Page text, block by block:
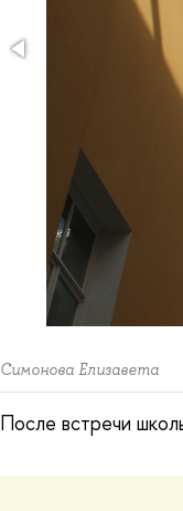
Симонова Елизавета
После встречи